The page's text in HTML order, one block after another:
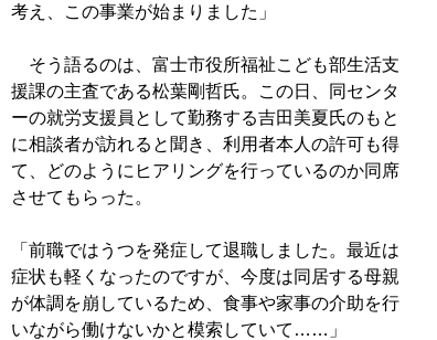
考え、この事業が始まりました」
そう語るのは、富士市役所福祉こども部生活支
援課の主査である松葉剛哲氏。この日、同センタ
ーの就労支援員として勤務する吉田美夏氏のもと
に相談者が訪れると聞き、利用者本人の許可も得
て、どのようにヒアリングを行っているのか同席
させてもらった。
「前職ではうつを発症して退職しました。最近は
症状も軽くなったのですが、今度は同居する母親
が体調を崩しているため、食事や家事の介助を行
いながら働けないかと模索していて……」